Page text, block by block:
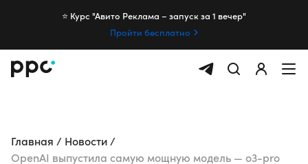
⭐️ Курс "Авито Реклама – запуск за 1 вечер"
Пройти бесплатно
Главная
Новости
OpenAI выпустила самую мощную модель — o3-pro